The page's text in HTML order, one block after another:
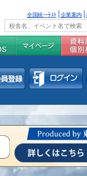
全国統一ﾃｽﾄ 企業案内